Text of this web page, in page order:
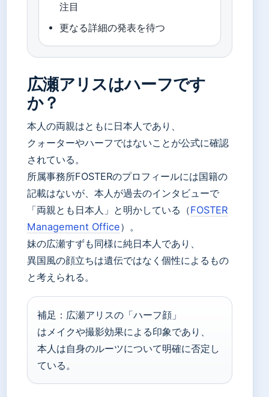
注目
更なる詳細の発表を待つ
広瀬アリスはハーフです
か？
本人の両親はともに日本人であり、
クォーターやハーフではないことが公式に確認
されている。
所属事務所FOSTERのプロフィールには国籍の
記載はないが、本人が過去のインタビューで
「両親とも日本人」と明かしている（FOSTER
Management Office）。
妹の広瀬すずも同様に純日本人であり、
異国風の顔立ちは遺伝ではなく個性によるもの
と考えられる。
補足：広瀬アリスの「ハーフ顔」
はメイクや撮影効果による印象であり、
本人は自身のルーツについて明確に否定し
ている。